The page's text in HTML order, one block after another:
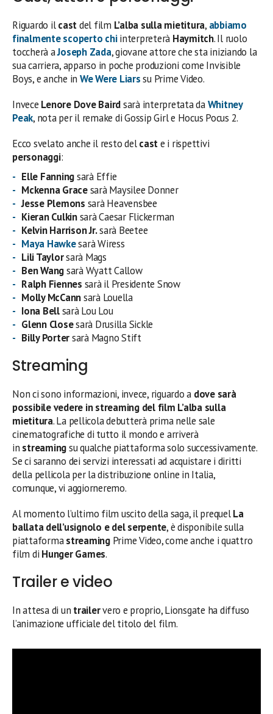
Riguardo ilcastdel film L’alba sulla mietitura, abbiamo
finalmente scoperto chiinterpreterà Haymitch. Il ruolo
toccherà aJoseph Zada, giovane attore che sta iniziando la
sua carriera, apparso in poche produzioni come Invisible
Boys, e anche in We Were Liarssu Prime Video.
Invece Lenore Dove Bairdsarà interpretata daWhitney
Peak, nota per il remake di Gossip Girl e Hocus Pocus 2.
Ecco svelato anche il resto delcaste i rispettivi
personaggi:
Elle Fanningsarà Effie
Mckenna Gracesarà Maysilee Donner
Jesse Plemons sarà Heavensbee
Kieran Culkinsarà Caesar Flickerman
Kelvin Harrison Jr.sarà Beetee
Maya Hawkesarà Wiress
Lili Taylorsarà Mags
Ben Wangsarà Wyatt Callow
Ralph Fiennes sarà il Presidente Snow
Molly McCannsarà Louella
Iona Bellsarà Lou Lou
Glenn Closesarà Drusilla Sickle
Billy Portersarà Magno Stift
Streaming
Non ci sono informazioni, invece, riguardo a dove sarà
possibile vedere in streaming del film L’alba sulla
mietitura. La pellicola debutterà prima nelle sale
cinematografiche di tutto il mondo e arriverà
in streamingsu qualche piattaforma solo successivamente.
Se ci saranno dei servizi interessati ad acquistare i diritti
della pellicola per la distribuzione online in Italia,
comunque, vi aggiorneremo.
Al momento l’ultimo film uscito della saga, il prequelLa
ballata dell’usignolo e del serpente, è disponibile sulla
piattaformastreaming Prime Video, come anche i quattro
film di Hunger Games.
Trailer e video
In attesa di un trailervero e proprio, Lionsgate ha diffuso
l’animazione ufficiale del titolo del film.